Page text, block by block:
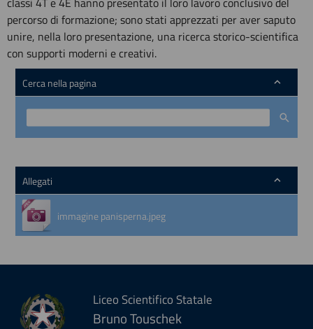
percorso di formazione; sono stati apprezzati per aver saputo
unire, nella loro presentazione, una ricerca storico-scientifica
con supporti moderni e creativi.
Cerca nella pagina
Allegati
immagine panisperna.jpeg
Liceo Scientifico Statale
Bruno Touschek